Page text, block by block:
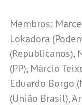
Membros:
Lokadora
(Republicanos),
(PP), Márcio
Eduardo Borgo
(União Brasil),